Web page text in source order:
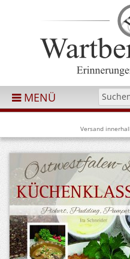
MENÜ
Versand